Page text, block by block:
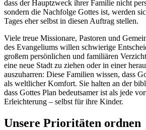
dass der Hauptzweck ihrer Familie nicht
sondern die Nachfolge Gottes ist, werden
Tages eher selbst in diesen Auftrag stellen.
Viele treue Missionare, Pastoren und
des Evangeliums willen schwierige
großem persönlichen und familiären
eine neue Stadt zu ziehen oder in einer
auszuharren: Diese Familien wissen, dass
als weltlicher Komfort. Sie halten an der
dass Gottes Plan bedeutsamer ist als jede
Erleichterung – selbst für ihre Kinder.
Unsere Prioritäten ordnen